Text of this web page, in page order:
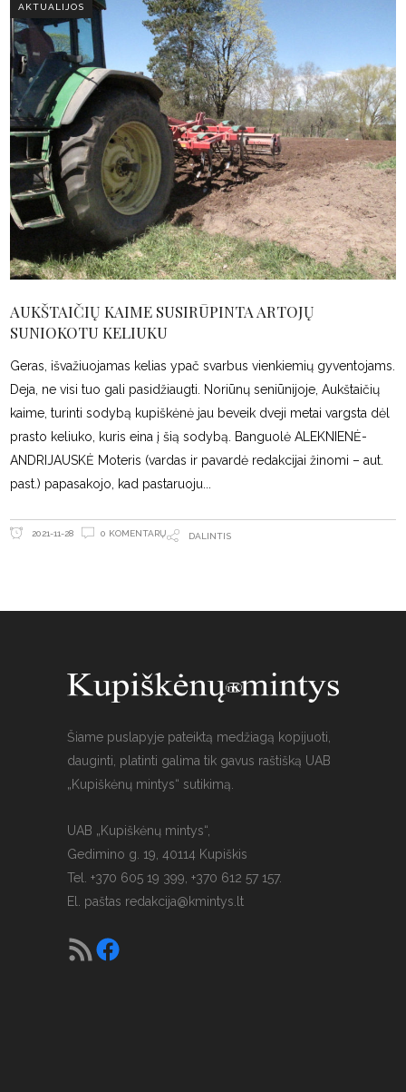
AKTUALIJOS
AUKŠTAIČIŲ KAIME SUSIRŪPINTA ARTOJŲ
SUNIOKOTU KELIUKU
Geras, išvažiuojamas kelias ypač svarbus vienkiemių gyventojams.
Deja, ne visi tuo gali pasidžiaugti. Noriūnų seniūnijoje, Aukštaičių
kaime, turinti sodybą kupiškėnė jau beveik dveji metai vargsta dėl
prasto keliuko, kuris eina į šią sodybą. Banguolė ALEKNIENĖ-
ANDRIJAUSKĖ Moteris (vardas ir pavardė redakcijai žinomi – aut.
past.) papasakojo, kad pastaruoju
2021-11-28 0 KOMENTARŲ DALINTIS
Šiame puslapyje pateiktą medžiagą kopijuoti,
dauginti, platinti galima tik gavus raštišką UAB
„Kupiškėnų mintys“ sutikimą.
UAB „Kupiškėnų mintys“,
Gedimino g. 19, 40114 Kupiškis
Tel. +370 605 19 399, +370 612 57 157.
El. paštas redakcija@kmintys.lt